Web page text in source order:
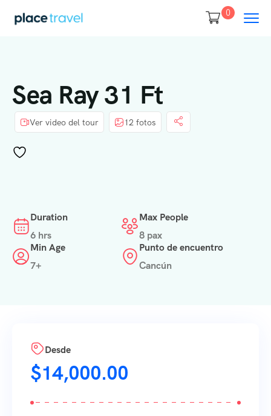
0
Sea Ray 31 Ft
Ver video del tour 12 fotos
Duration
6 hrs
Max People
8 pax
Min Age
7+
Punto de encuentro
Cancún
Desde
$14,000.00